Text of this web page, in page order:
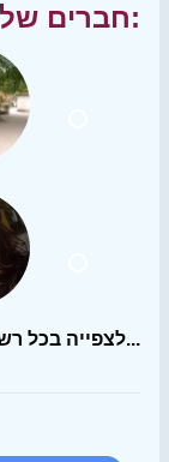
חברים שלי:
לצפייה בכל רשימת החברים שלי...